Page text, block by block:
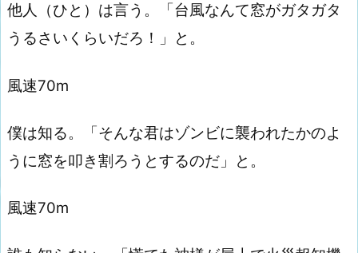
他人（ひと）は言う。「台風なんて窓がガタガタ
うるさいくらいだろ！」と。
風速70m
僕は知る。「そんな君はゾンビに襲われたかのよ
うに窓を叩き割ろうとするのだ」と。
風速70m